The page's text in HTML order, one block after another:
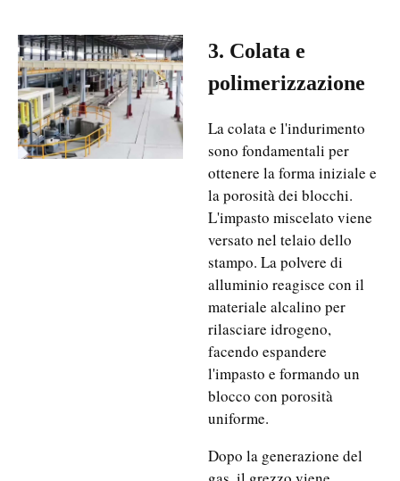
3. Colata e
polimerizzazione
La colata e l'indurimento
sono fondamentali per
ottenere la forma iniziale e
la porosità dei blocchi.
L'impasto miscelato viene
versato nel telaio dello
stampo. La polvere di
alluminio reagisce con il
materiale alcalino per
rilasciare idrogeno,
facendo espandere
l'impasto e formando un
blocco con porosità
uniforme.
Dopo la generazione del